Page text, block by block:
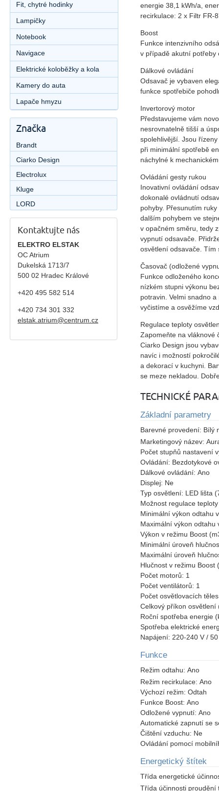
energie 38,1 kWh/a,
recirkulace: 2 x Filtr FR-
Boost
Funkce intenzivního
v případě akutní potřeby
Dálkové ovládání
Odsavač je vybaven
funkce spotřebiče
Invertorový motor
Představujeme vám
nesrovnatelně tišší a
spolehlivější. Jsou
při minimální spotřebě
náchylné k
Ovládání gesty rukou
Inovativní ovládání
dokonalé ovládnutí
pohyby. Přesunutím
dalším pohybem ve
v opačném směru, tedy
vypnutí odsavače.
osvětlení odsavače.
Časovač (odložené
Funkce odloženého
nízkém stupni výkonu
potravin. Velmi snadno
vyčistíme a osvěžíme
Regulace teploty
Zapomeňte na vláknové
Ciarko Design jsou
navíc i možností
a dekorací v kuchyni.
se meze nekladou.
TECHNICKÉ
Základní parametry
Barevné provedení: Bílý
Marketingový název:
Počet stupňů nastavení
Ovládání: Bezdotykové
Dálkové ovládání: Ano
Displej: Ne
Typ osvětlení: LED lišta
Možnost regulace
Minimální výkon odtahu
Maximální výkon
Výkon v režimu Boost
Minimální úroveň
Maximální úroveň
Hlučnost v režimu Boost
Počet motorů: 1
Počet ventilátorů: 1
Počet osvětlovacích
Celkový příkon
Roční spotřeba energie
Spotřeba elektrické
Napájení: 220-240 V /
Funkce
Režim odtahu: Ano
Režim recirkulace: Ano
Výchozí režim: Odtah
Funkce Boost: Ano
Odložené vypnutí: Ano
Automatické zapnutí se
Čištění vzduchu: Ne
Ovládání pomocí
Energetický štítek
Třída energetické
Třída účinnosti proudění
Fit, chytré hodinky
Lampičky
Notebook
Navigace
Elektrické koloběžky a kola
Kamery do auta
Lapače hmyzu
Značka
Brandt
Ciarko Design
Electrolux
Kluge
LORD
Kontaktujte nás
ELEKTRO ELSTAK
OC Atrium
Dukelská 1713/7
500 02 Hradec Králové
+420 495 582 514
+420 734 301 332
elstak.atrium@centrum.cz